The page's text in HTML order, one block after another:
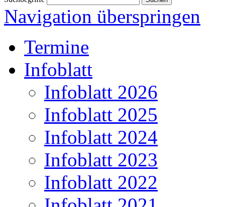
Navigation überspringen
Termine
Infoblatt
Infoblatt 2026
Infoblatt 2025
Infoblatt 2024
Infoblatt 2023
Infoblatt 2022